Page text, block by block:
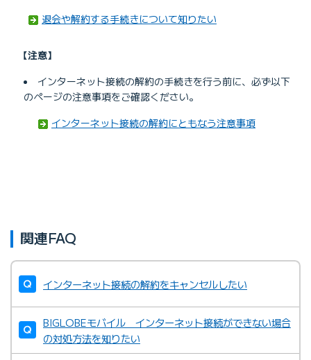
退会や解約する手続きについて知りたい
【注意】
インターネット接続の解約の手続きを行う前に、必ず以下
のページの注意事項をご確認ください。
インターネット接続の解約にともなう注意事項
関連FAQ
インターネット接続の解約をキャンセルしたい
BIGLOBEモバイル インターネット接続ができない場合
の対処方法を知りたい